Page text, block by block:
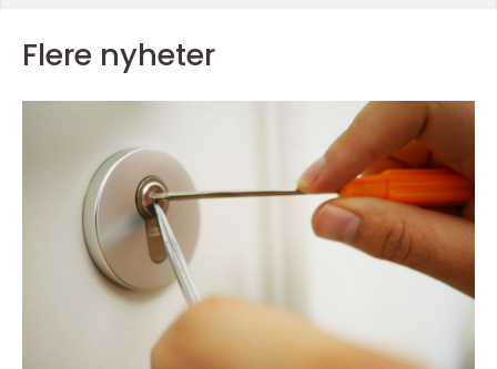
Flere nyheter